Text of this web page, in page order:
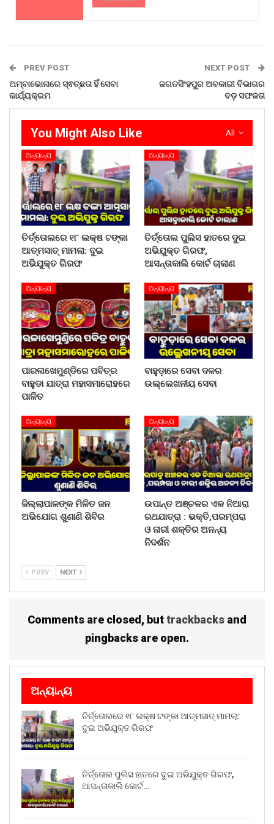
PREV POST
ଅମ୍ବାଭୋନାରେ ସ୍ଵଚ୍ଛତା ହିଁ ସେବା
କାର୍ଯ୍ୟକ୍ରମ
NEXT POST
ଜଗତସିଂହପୁର ଅବକାରୀ ବିଭାଗର
ବଡ଼ ସଫଳତା
All
You Might Also Like
ଅନ୍ୟାନ୍ୟ
ତିର୍ତ୍ତୋଲରେ ୧୮ ଲକ୍ଷ ଟଙ୍କା
ଆତ୍ମସାତ୍ ମାମଲା: ଦୁଇ
ଅଭିଯୁକ୍ତ ଗିରଫ
ଅନ୍ୟାନ୍ୟ
ତିର୍ତ୍ତୋଲ ପୁଲିସ ହାତରେ ଦୁଇ
ଅଭିଯୁକ୍ତ ଗିରଫ,
ଆସନ୍ତାକାଲି କୋର୍ଟ ଚାଲାଣ
ଅନ୍ୟାନ୍ୟ
ପାରଳାଖେମୁଣ୍ଡିରେ ପବିତ୍ର
ବାହୁଡା ଯାତ୍ରା ମହାସମାରୋହରେ
ପାଳିତ
ଅନ୍ୟାନ୍ୟ
ବାହୁଡ଼ାରେ ସେବା ଦଳର
ଉଲ୍ଲେଖନୀୟ ସେବା
ଅନ୍ୟାନ୍ୟ
ଜିଲ୍ଲାପାଳଙ୍କ ମିଳିତ ଜନ
ଅଭିଯୋଗ ଶୁଣାଣି ଶିବିର
ଅନ୍ୟାନ୍ୟ
ଉପାନ୍ତ ଅଞ୍ଚଳର ଏକ ନିଆରା
ରଥଯାତ୍ରା : ଭକ୍ତି,ପରମ୍ପରା
ଓ ନାରୀ ଶକ୍ତିର ଅନନ୍ୟ
ନିଦର୍ଶନ
PREV NEXT
Comments are closed, buttrackbacks and
pingbacks are open.
ଅନ୍ୟାନ୍ୟ
ତିର୍ତ୍ତୋଲରେ ୧୮ ଲକ୍ଷ ଟଙ୍କା ଆତ୍ମସାତ୍ ମାମଲା:
ଦୁଇ ଅଭିଯୁକ୍ତ ଗିରଫ
ତିର୍ତ୍ତୋଲ ପୁଲିସ ହାତରେ ଦୁଇ ଅଭିଯୁକ୍ତ ଗିରଫ,
ଆସନ୍ତାକାଲି କୋର୍ଟ…